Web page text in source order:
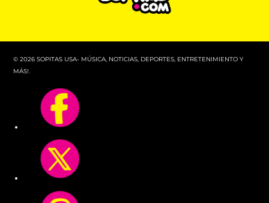
© 2026 SOPITAS USA- MÚSICA, NOTICIAS, DEPORTES, ENTRETENIMIENTO Y
MÁS!.